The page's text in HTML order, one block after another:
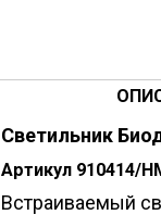
Светильник
Артикул 910414/
Встраиваемый